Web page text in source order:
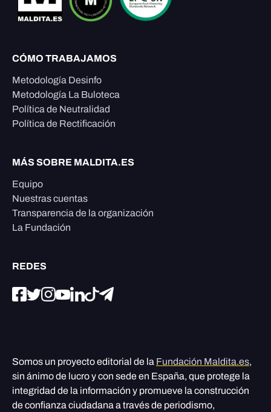
CÓMO TRABAJAMOS
Metodología Desinfo
Metodología La Buloteca
Política de Neutralidad
Política de Rectificación
MÁS SOBRE MALDITA.ES
Equipo
Nuestras cuentas
Transparencia de la organización
La Fundación
REDES
Somos un proyecto editorial de la Fundación Maldita.es,
sin ánimo de lucro y con sede en España, que protege la
integridad de la información y promueve la construcción
de confianza ciudadana a través de periodismo,